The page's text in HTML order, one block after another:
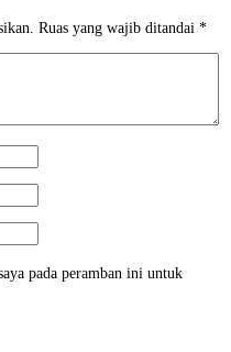
Ruas yang wajib ditandai *
pada peramban ini untuk